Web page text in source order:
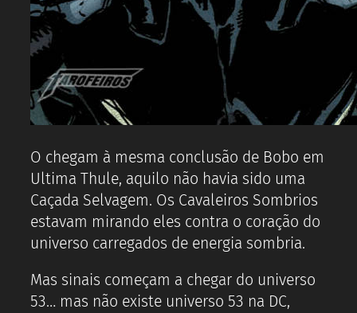
O chegam à mesma conclusão de Bobo em
Ultima Thule, aquilo não havia sido uma
Caçada Selvagem. Os Cavaleiros Sombrios
estavam mirando eles contra o coração do
universo carregados de energia sombria.
Mas sinais começam a chegar do universo
53… mas não existe universo 53 na DC,